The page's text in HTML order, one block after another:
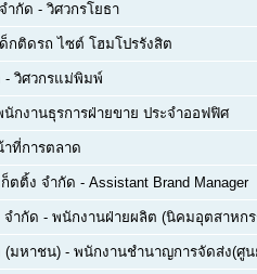
ำกัด - วิศวกรโยธา
ด็กติดรถ ไซต์ โฮมโปรรังสิต
- วิศวกรแม่พิมพ์
นักงานธุรการฝ่ายขาย ประจำออฟฟิศ
าที่การตลาด
ก็ตติ้ง จำกัด - Assistant Brand Manager
จำกัด - พนักงานฝ่ายผลิต (นิคมอุตสาหก
(มหาชน) - พนักงานชำนาญการจัดส่ง(ศู